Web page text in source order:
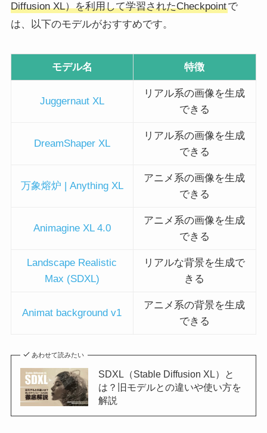
Diffusion XL）を利用して学習されたCheckpointで
は、以下のモデルがおすすめです。
モデル名 特徴
Juggernaut XL
リアル系の画像を生成
できる
DreamShaper XL
リアル系の画像を生成
できる
万象熔炉 | Anything XL
アニメ系の画像を生成
できる
Animagine XL 4.0
アニメ系の画像を生成
できる
Landscape Realistic
Max (SDXL)
リアルな背景を生成で
きる
Animat background v1
アニメ系の背景を生成
できる
あわせて読みたい
SDXL（Stable Diffusion XL）と
は？旧モデルとの違いや使い方を
解説